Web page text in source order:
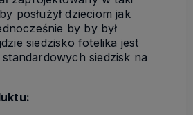
posłużył dzieciom jak
by by był
siedzisko fotelika jest
siedzisk na